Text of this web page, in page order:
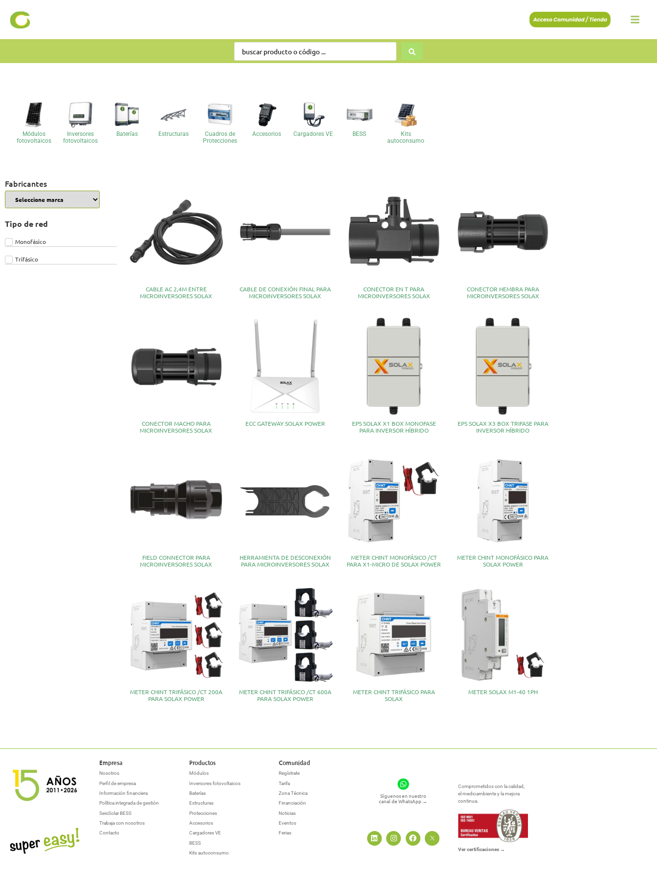
Módulos
fotovoltaicos
Inversores
fotovoltaicos
Baterías Estructuras
Cuadros de
Protecciones
Accesorios Cargadores VE BESS
Kits
autoconsumo
Fabricantes
Tipo de red
Monofásico
Trifásico
CABLE AC 2,4M ENTRE
MICROINVERSORES SOLAX
CABLE DE CONEXIÓN FINAL PARA
MICROINVERSORES SOLAX
CONECTOR EN T PARA
MICROINVERSORES SOLAX
CONECTOR HEMBRA PARA
MICROINVERSORES SOLAX
CONECTOR MACHO PARA
MICROINVERSORES SOLAX
ECC GATEWAY SOLAX POWER
EPS SOLAX X1 BOX MONOFASE
PARA INVERSOR HÍBRIDO
EPS SOLAX X3 BOX TRIFASE PARA
INVERSOR HÍBRIDO
FIELD CONNECTOR PARA
MICROINVERSORES SOLAX
HERRAMIENTA DE DESCONEXIÓN
PARA MICROINVERSORES SOLAX
METER CHINT MONOFÁSICO /CT
PARA X1-MICRO DE SOLAX POWER
METER CHINT MONOFÁSICO PARA
SOLAX POWER
METER CHINT TRIFÁSICO /CT 200A
PARA SOLAX POWER
METER CHINT TRIFÁSICO /CT 600A
PARA SOLAX POWER
METER CHINT TRIFÁSICO PARA
SOLAX
METER SOLAX M1-40 1PH
Empresa
Nosotros
Perfil de empresa
Información financiera
Política integrada de gestión
SeisSolar BESS
Trabaja con nosotros
Contacto
Productos
Módulos
Inversores fotovoltaicos
Baterías
Estructuras
Protecciones
Accesorios
Cargadores VE
BESS
Kits autoconsumo
Comunidad
Regístrate
Tarifa
Zona Técnica
Financiación
Noticias
Eventos
Ferias
Síguenos en nuestro
canal de WhatsApp →
Comprometidos con la calidad,
el medioambiente y la mejora
continua.
Ver certificaciones →